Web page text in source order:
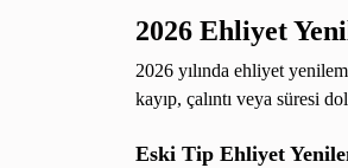
2026 Ehliyet
2026 yılında ehliyet
kayıp, çalıntı veya süresi
Eski Tip Ehliyet